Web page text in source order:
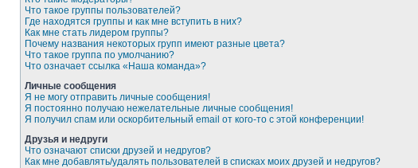
Что такое группы пользователей?
Где находятся группы и как мне вступить в них?
Как мне стать лидером группы?
Почему названия некоторых групп имеют разные цвета?
Что такое группа по умолчанию?
Что означает ссылка «Наша команда»?
Личные сообщения
Я не могу отправить личные сообщения!
Я постоянно получаю нежелательные личные сообщения!
Я получил спам или оскорбительный email от кого-то с этой конференции!
Друзья и недруги
Что означают списки друзей и недругов?
Как мне добавлять/удалять пользователей в списках моих друзей и недругов?